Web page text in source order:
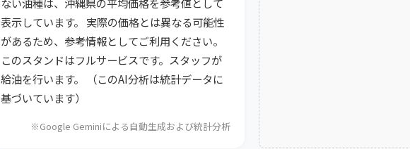
表示しています。 実際の価格とは異なる可能性
があるため、参考情報としてご利用ください。
このスタンドはフルサービスです。スタッフが
給油を行います。 （このAI分析は統計データに
基づいています）
※Google Geminiによる自動生成および統計分析